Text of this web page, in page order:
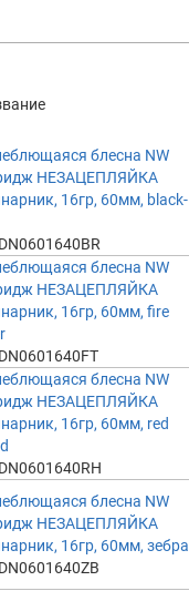
блесна NW
НЕЗАЦЕПЛЯЙКА
16гр, 60мм, black-
блесна NW
НЕЗАЦЕПЛЯЙКА
16гр, 60мм, fire
блесна NW
НЕЗАЦЕПЛЯЙКА
16гр, 60мм, red
блесна NW
НЕЗАЦЕПЛЯЙКА
16гр, 60мм, зебра